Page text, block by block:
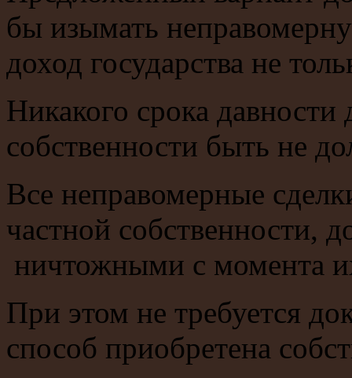
бы изымать
доход государства не
Никакого срока
собственности быть не
Все неправомерные
частной собственности,
ничтожными с момента
При этом не требуется
способ приобретена